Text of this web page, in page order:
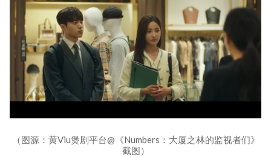
（图源：黄Viu煲剧平台@《Numbers：大厦之林的监视者们》
截图）